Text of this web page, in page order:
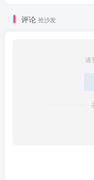
评论 抢沙发
请